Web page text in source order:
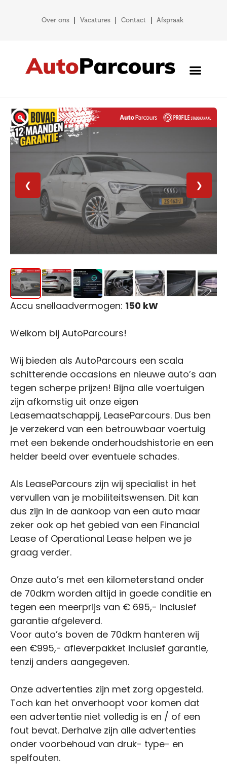
Over ons Vacatures Contact Afspraak
❮ ❯
Accu snellaadvermogen: 150 kW
Welkom bij AutoParcours!
Wij bieden als AutoParcours een scala
schitterende occasions en nieuwe auto’s aan
tegen scherpe prijzen! Bijna alle voertuigen
zijn afkomstig uit onze eigen
Leasemaatschappij, LeaseParcours. Dus ben
je verzekerd van een betrouwbaar voertuig
met een bekende onderhoudshistorie en een
helder beeld over eventuele schades.
Als LeaseParcours zijn wij specialist in het
vervullen van je mobiliteitswensen. Dit kan
dus zijn in de aankoop van een auto maar
zeker ook op het gebied van een Financial
Lease of Operational Lease helpen we je
graag verder.
Onze auto’s met een kilometerstand onder
de 70dkm worden altijd in goede conditie en
tegen een meerprijs van € 695,- inclusief
garantie afgeleverd.
Voor auto’s boven de 70dkm hanteren wij
een €995,- afleverpakket inclusief garantie,
tenzij anders aangegeven.
Onze advertenties zijn met zorg opgesteld.
Toch kan het onverhoopt voor komen dat
een advertentie niet volledig is en / of een
fout bevat. Derhalve zijn alle advertenties
onder voorbehoud van druk- type- en
spelfouten.